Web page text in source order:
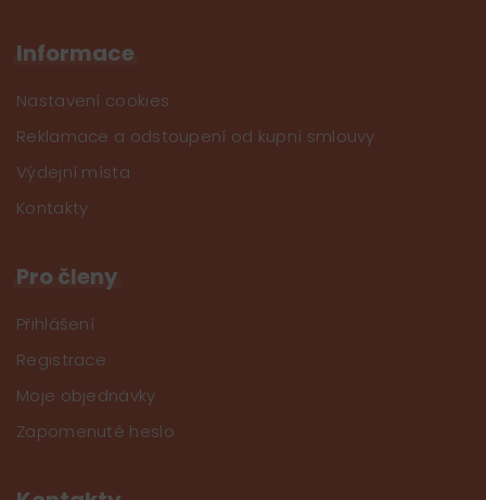
Informace
Nastavení cookies
Reklamace a odstoupení od kupní smlouvy
Výdejní místa
Kontakty
Pro členy
Přihlášení
Registrace
Moje objednávky
Zapomenuté heslo